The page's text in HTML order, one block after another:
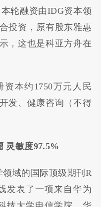
轮融资由IDG资本领
投资，原有股东雅惠
，这也是科亚方舟在
资本约1750万元人民
发、健康咨询（不得
灵敏度97.5%
域的国际顶级期刊R
发表了一项来自华为